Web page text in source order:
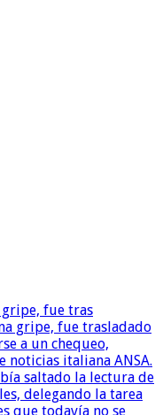
gripe, fue tras